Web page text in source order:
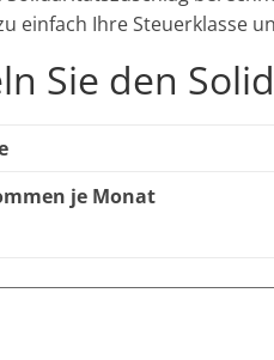
einfach Ihre Steuerklasse
Sie den
je Monat